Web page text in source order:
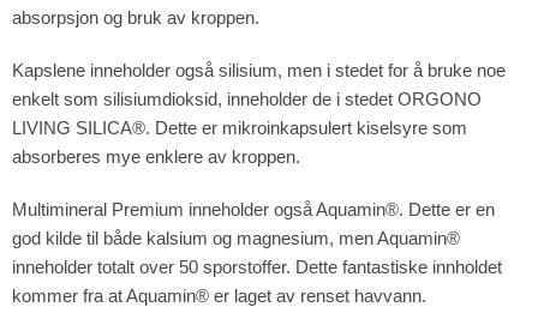
absorpsjon og bruk av kroppen.
Kapslene inneholder også silisium, men i stedet for å bruke noe
enkelt som silisiumdioksid, inneholder de i stedet ORGONO
LIVING SILICA®. Dette er mikroinkapsulert kiselsyre som
absorberes mye enklere av kroppen.
Multimineral Premium inneholder også Aquamin®. Dette er en
god kilde til både kalsium og magnesium, men Aquamin®
inneholder totalt over 50 sporstoffer. Dette fantastiske innholdet
kommer fra at Aquamin® er laget av renset havvann.